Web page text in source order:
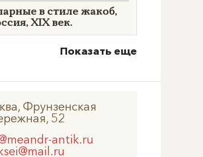
в стиле жакоб,
XIX век.
Показать еще
Фрунзенская
52
antik.ru